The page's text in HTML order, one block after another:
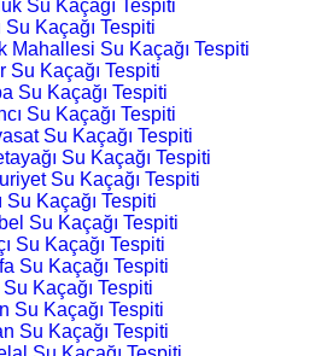
Su Kaçağı Tespiti
Su Kaçağı Tespiti
Mahallesi Su Kaçağı Tespiti
Su Kaçağı Tespiti
Su Kaçağı Tespiti
Su Kaçağı Tespiti
Su Kaçağı Tespiti
Su Kaçağı Tespiti
Su Kaçağı Tespiti
Su Kaçağı Tespiti
Su Kaçağı Tespiti
Su Kaçağı Tespiti
Su Kaçağı Tespiti
Kaçağı Tespiti
Su Kaçağı Tespiti
Su Kaçağı Tespiti